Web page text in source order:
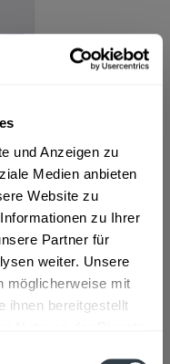
und Anzeigen zu
Medien anbieten
Website zu
zu Ihrer
Partner für
weiter. Unsere
möglicherweise mit
ihnen bereitgestellt